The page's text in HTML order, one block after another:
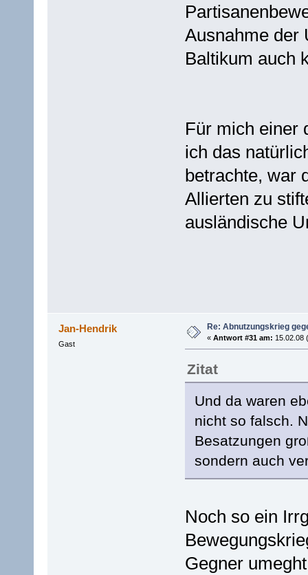
Ausnahme der
Baltikum auch
Für mich einer
ich das
betrachte, war
Allierten zu
ausländische
Jan-Hendrik
Gast
Re: Abnutzungskrieg
« Antwort #31 am: 15.02.08
Zitat
Und da waren
nicht so falsch.
Besatzungen
sondern auch
Noch so ein
Gegner